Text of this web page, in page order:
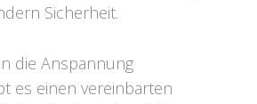
Sicherheit.
die Anspannung
es einen vereinbarten